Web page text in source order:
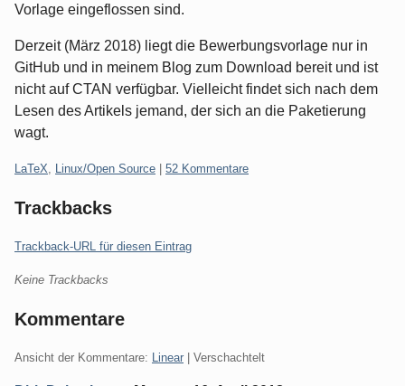
Vorlage eingeflossen sind.
Derzeit (März 2018) liegt die Bewerbungsvorlage nur in
GitHub und in meinem Blog zum Download bereit und ist
nicht auf CTAN verfügbar. Vielleicht findet sich nach dem
Lesen des Artikels jemand, der sich an die Paketierung
wagt.
Kategorien:
LaTeX Linux/Open Source 52 Kommentare
Trackbacks
Trackback-URL für diesen Eintrag
Keine Trackbacks
Kommentare
Ansicht der Kommentare: Linear | Verschachtelt